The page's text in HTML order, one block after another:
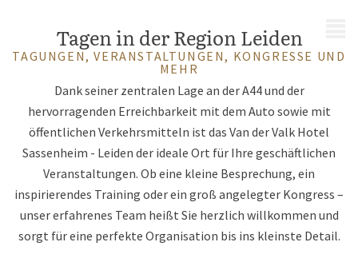
Tagen in der Region Leiden
TAGUNGEN, VERANSTALTUNGEN, KONGRESSE UND
MEHR
Dank seiner zentralen Lage an der A44 und der
hervorragenden Erreichbarkeit mit dem Auto sowie mit
öffentlichen Verkehrsmitteln ist das Van der Valk Hotel
Sassenheim - Leiden der ideale Ort für Ihre geschäftlichen
Veranstaltungen. Ob eine kleine Besprechung, ein
inspirierendes Training oder ein groß angelegter Kongress –
unser erfahrenes Team heißt Sie herzlich willkommen und
sorgt für eine perfekte Organisation bis ins kleinste Detail.